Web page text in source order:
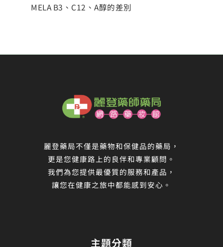
MELA B3、C12、A醇的差別
麗登藥局不僅是藥物和保健品的藥局，
更是您健康路上的良伴和專業顧問。
我們為您提供最優質的服務和產品，
讓您在健康之旅中都能感到安心。
主題分類